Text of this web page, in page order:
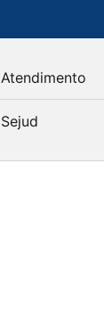
Atendimento
Sejud